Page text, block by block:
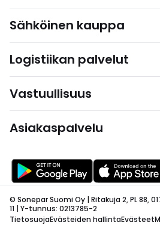
Sähköinen kauppa
Logistiikan palvelut
Vastuullisuus
Asiakaspalvelu
© Sonepar Suomi Oy | Ritakuja 2, PL 88,
11 | Y-tunnus: 0213785-2
TietosuojaEvästeiden hallintaEvästeet